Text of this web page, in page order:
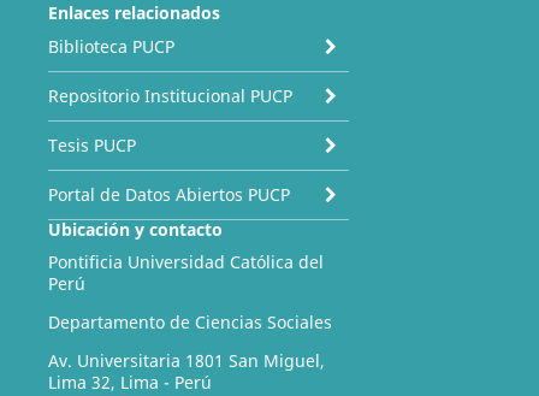
Enlaces relacionados
Biblioteca PUCP
Repositorio Institucional PUCP
Tesis PUCP
Portal de Datos Abiertos PUCP
Ubicación y contacto
Pontificia Universidad Católica del
Perú
Departamento de Ciencias Sociales
Av. Universitaria 1801 San Miguel,
Lima 32, Lima - Perú